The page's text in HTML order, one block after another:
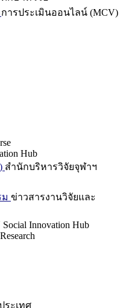
การประเมินออนไลน์ (MCV)
Hub
สำนักบริหารวิจัยจุฬาฯ
ข่าวสารงานวิจัยและ
Social Innovation Hub
ระเทศ